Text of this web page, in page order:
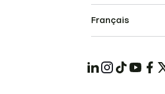
Français